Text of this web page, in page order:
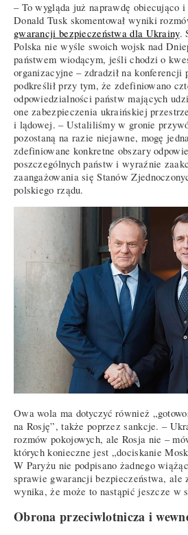
– To wygląda już naprawdę obiecująco
Donald Tusk skomentował wyniki
gwarancji bezpieczeństwa dla Ukrainy.
Polska nie wyśle swoich wojsk nad
państwem wiodącym, jeśli chodzi o
organizacyjne – zdradził na konferencji
podkreślił przy tym, że zdefiniowano
odpowiedzialności państw mających
one zabezpieczenia ukraińskiej
i lądowej. – Ustaliliśmy w gronie
pozostaną na razie niejawne, mogę
zdefiniowane konkretne obszary
poszczególnych państw i wyraźnie
zaangażowania się Stanów
polskiego rządu.
Owa wola ma dotyczyć również
na Rosję”, także poprzez sankcje. –
rozmów pokojowych, ale Rosja nie –
których konieczne jest „dociskanie
W Paryżu nie podpisano żadnego
sprawie gwarancji bezpieczeństwa, ale
wynika, że może to nastąpić jeszcze w
Obrona przeciwlotnicza i